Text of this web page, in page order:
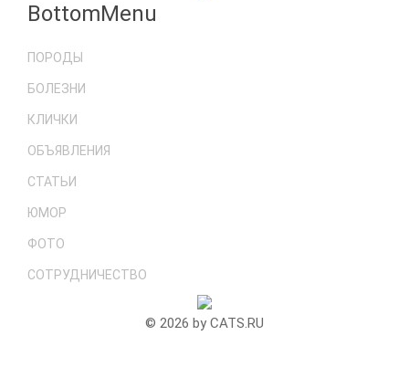
BottomMenu
ПОРОДЫ
БОЛЕЗНИ
КЛИЧКИ
ОБЪЯВЛЕНИЯ
СТАТЬИ
ЮМОР
ФОТО
СОТРУДНИЧЕСТВО
© 2026 by CATS.RU